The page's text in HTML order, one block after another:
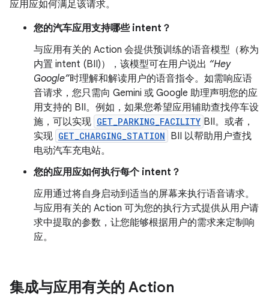
应用应如何满足该请求。
您的汽车应用支持哪些 intent？
与应用有关的 Action 会提供预训练的语音模型（称为
内置 intent (BII)），该模型可在用户说出 “Hey
Google”时理解和解读用户的语音指令。如需响应语
音请求，您只需向 Gemini 或 Google 助理声明您的应
用支持的 BII。例如，如果您希望应用辅助查找停车设
施，可以实现 GET_PARKING_FACILITY BII。或者，
实现 GET_CHARGING_STATION BII 以帮助用户查找
电动汽车充电站。
您的应用应如何执行每个 intent？
应用通过将自身启动到适当的屏幕来执行语音请求。
与应用有关的 Action 可为您的执行方式提供从用户请
求中提取的参数，让您能够根据用户的需求来定制响
应。
集成与应用有关的 Action